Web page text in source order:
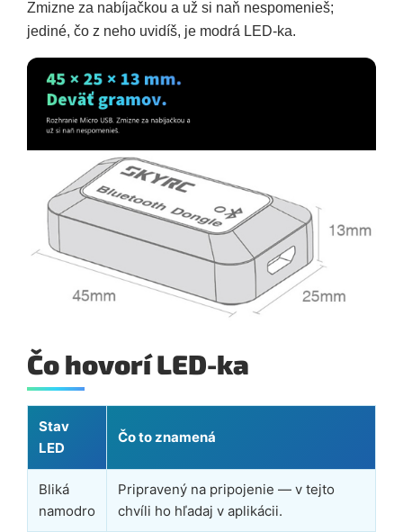
Zmizne za nabíjačkou a už si naň nespomenieš;
jediné, čo z neho uvidíš, je modrá LED-ka.
Čo hovorí LED-ka
Stav
LED
Čo to znamená
Bliká
namodro
Pripravený na pripojenie — v tejto
chvíli ho hľadaj v aplikácii.